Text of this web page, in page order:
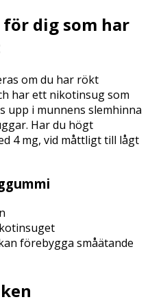
dig som har
om du har rökt
har ett nikotinsug som
upp i munnens slemhinna
Har du högt
4 mg, vid måttligt till lågt
förebygga småätande